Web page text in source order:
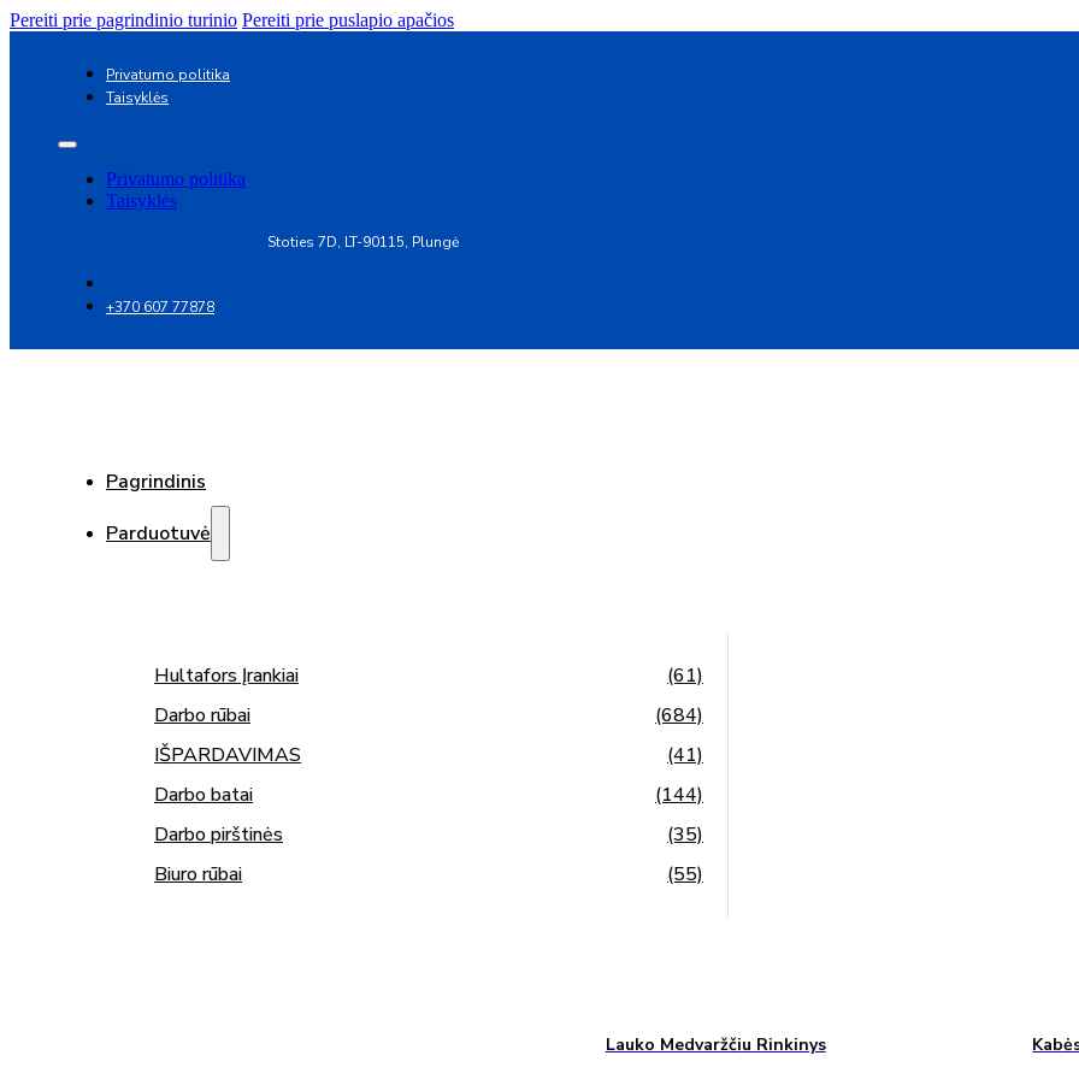
Pereiti prie pagrindinio turinio Pereiti prie puslapio apačios
Privatumo politika
Taisyklės
Privatumo politika
Taisyklės
Stoties 7D, LT-90115, Plungė
+370 607 77878
Pagrindinis
Parduotuvė
Hultafors Įrankiai
(61)
Darbo rūbai
(684)
IŠPARDAVIMAS
(41)
Darbo batai
(144)
Darbo pirštinės
(35)
Biuro rūbai
(55)
Lauko Medvaržčiu Rinkinys